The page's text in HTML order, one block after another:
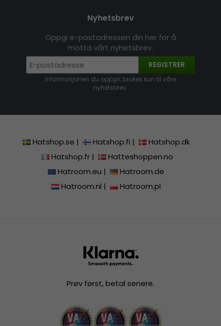
Nyhetsbrev
Oppgi e-postadressen din her for å
motta vårt nyhetsbrev.
REGISTRER
Informasjonen du oppgir, brukes kun til våre
nyhetsbrev.
Hatshop.se | Hatshop.fi |
Hatshop.dk
Hatshop.fr|
Hatteshoppen.no
Hatroom.eu |
Hatroom.de
Hatroom.nl | Hatroom.pl
Prøv først, betal senere.